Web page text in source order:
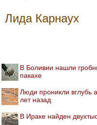
Лида Карнаух
В Боливии нашли
пакахе
Люди проникли вглубь
лет назад
В Ираке найден